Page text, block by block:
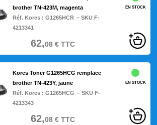
brother TN-423M, magenta
Réf. Kores : G1265HCR – SKU F-
4213341
EN STOCK
62,08€TTC
Kores Toner G1265HCG remplace
brother TN-423Y, jaune
Réf. Kores : G1265HCG – SKU F-
4213343
EN STOCK
62,08€TTC